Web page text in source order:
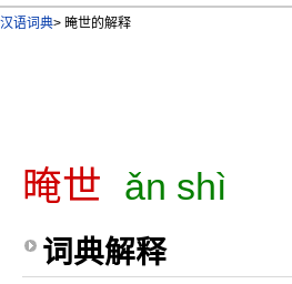
汉语词典> 晻世的解释
晻世 ǎn shì
词典解释